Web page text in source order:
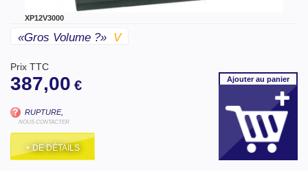
XP12V3000
«gros Volume ?» V
Prix TTC
387,00 €
RUPTURE,
NOUS CONTACTER
+ DE DÉTAILS
Ajouterau panier